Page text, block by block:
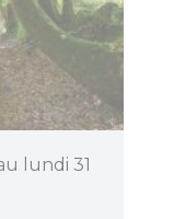
BOUGER
lundi 31